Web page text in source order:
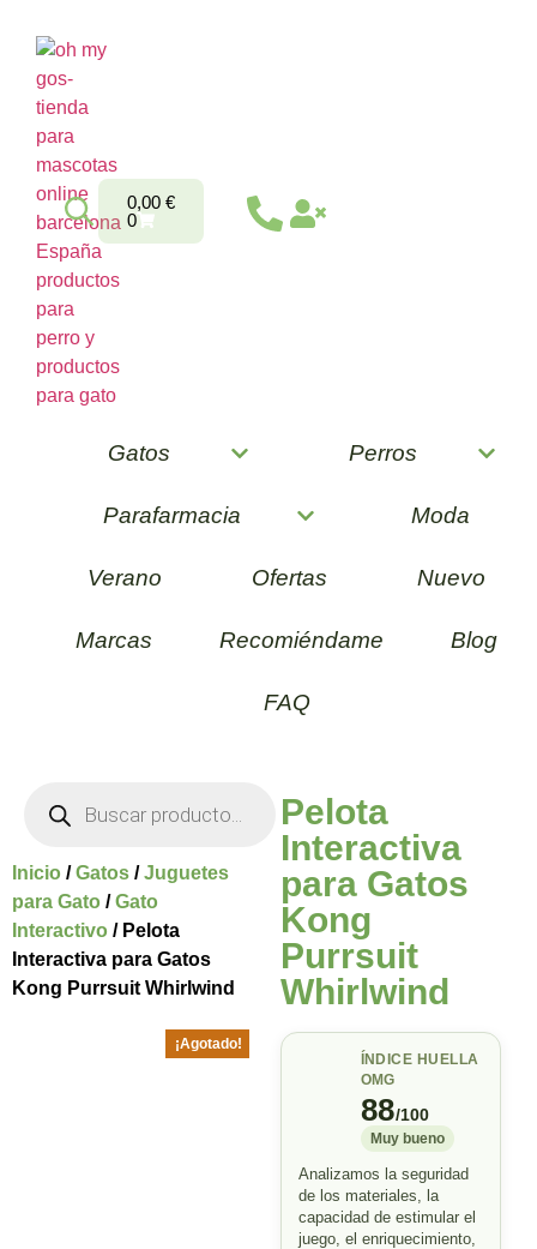
0,00 €
0
Gatos Perros
Parafarmacia Moda
Verano Ofertas Nuevo
Marcas Recomiéndame Blog
FAQ
Inicio /Gatos /Juguetes
para Gato /Gato
Interactivo / Pelota
Interactiva para Gatos
Kong Purrsuit Whirlwind
¡Agotado!
Pelota
Interactiva
para Gatos
Kong
Purrsuit
Whirlwind
ÍNDICE HUELLA
OMG
88/100
Muy bueno
Analizamos la seguridad
de los materiales, la
capacidad de estimular el
juego, el enriquecimiento,